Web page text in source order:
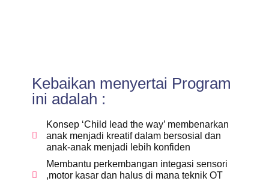
Kebaikan menyertai Program
ini adalah :
Konsep ‘Child lead the way’ membenarkan
anak menjadi kreatif dalam bersosial dan
anak-anak menjadi lebih konfiden
Membantu perkembangan integasi sensori
,motor kasar dan halus di mana teknik OT